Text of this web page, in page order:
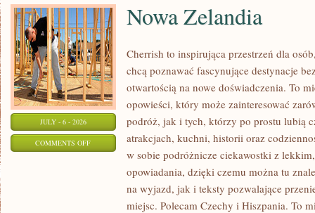
JULY - 6 - 2026
COMMENTS OFFON
Nowa Zelandia
Cherrish to inspirująca przestrzeń dla
chcą poznawać fascynujące destynacje
otwartością na nowe doświadczenia. To
opowieści, który może zainteresować
podróż, jak i tych, którzy po prostu lubią
atrakcjach, kuchni, historii oraz
w sobie podróżnicze ciekawostki z
opowiadania, dzięki czemu można tu
na wyjazd, jak i teksty pozwalające
miejsc. Polecam Czechy i Hiszpania. To